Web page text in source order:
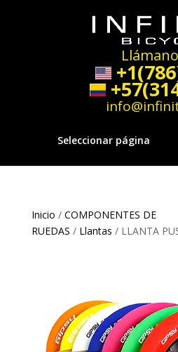
Seleccionar página
Inicio / COMPONENTES DE
RUEDAS / Llantas / LLANTA